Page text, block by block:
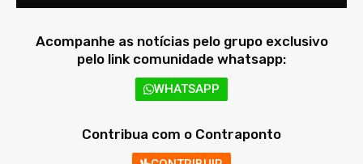
Acompanhe as notícias pelo grupo exclusivo
pelo link comunidade whatsapp:
WHATSAPP
Contribua com o Contraponto